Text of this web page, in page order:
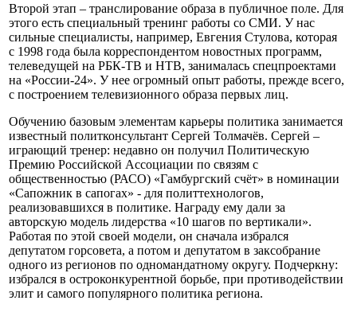
Второй этап – транслирование образа в публичное поле. Для
этого есть специальный тренинг работы со СМИ. У нас
сильные специалисты, например, Евгения Стулова, которая
с 1998 года была корреспондентом новостных программ,
телеведущей на РБК-ТВ и НТВ, занималась спецпроектами
на «России-24». У нее огромный опыт работы, прежде всего,
с построением телевизионного образа первых лиц.
Обучению базовым элементам карьеры политика занимается
известный политконсультант Сергей Толмачёв. Сергей –
играющий тренер: недавно он получил Политическую
Премию Российской Ассоциации по связям с
общественностью (РАСО) «Гамбургский счёт» в номинации
«Сапожник в сапогах» - для политтехнологов,
реализовавшихся в политике. Награду ему дали за
авторскую модель лидерства «10 шагов по вертикали».
Работая по этой своей модели, он сначала избрался
депутатом горсовета, а потом и депутатом в заксобрание
одного из регионов по одномандатному округу. Подчеркну:
избрался в остроконкурентной борьбе, при противодействии
элит и самого популярного политика региона.